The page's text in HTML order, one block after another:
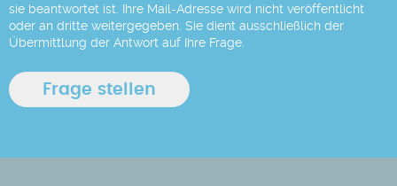
sie beantwortet ist. Ihre Mail-Adresse wird nicht veröffentlicht
oder an dritte weitergegeben. Sie dient ausschließlich der
Übermittlung der Antwort auf Ihre Frage.